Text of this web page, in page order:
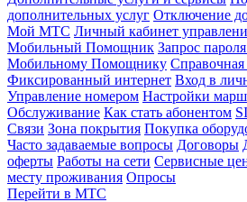
дополнительных услуг Отключение
Мой МТС Личный кабинет
Мобильный Помощник Запрос
Мобильному Помощнику
Фиксированный интернет Вход в
Управление номером Настройки
Обслуживание Как стать абонентом
Связи Зона покрытия Покупка
Часто задаваемые вопросы Договоры
оферты Работы на сети Сервисные
месту проживания Опросы
Перейти в МТС